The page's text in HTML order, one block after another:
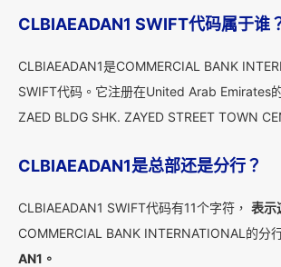
CLBIAEADAN1 SWIFT代码属于谁
CLBIAEADAN1是COMMERCIAL BANK
SWIFT代码。它注册在United Arab Emirates
ZAED BLDG SHK. ZAYED STREET TOWN
CLBIAEADAN1是总部还是分行？
CLBIAEADAN1 SWIFT代码有11个字符， 表示
COMMERCIAL BANK INTERNATIONAL的分
AN1。